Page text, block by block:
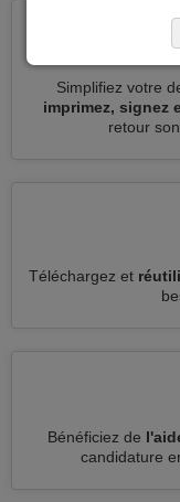
Simplifiez votre
imprimez, signez
retour
Téléchargez et
Bénéficiez de
candidature